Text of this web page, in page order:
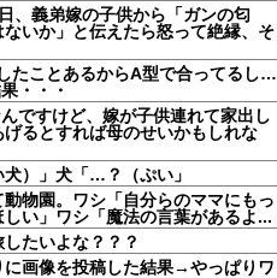
、義弟嫁の子供から「ガンの匂
いか」と伝えたら怒って絶縁、そ
たことあるからA型で合ってるし…
・・・
ですけど、嫁が子供連れて家出し
るとすれば母のせいかもしれな
）」犬「…？（ぷい」
物園。ワシ「自分らのママにもっ
い」ワシ「魔法の言葉があるよ...
たいよな？？？
に画像を投稿した結果→やっぱりワ